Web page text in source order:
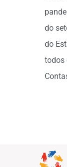
do
do
todos